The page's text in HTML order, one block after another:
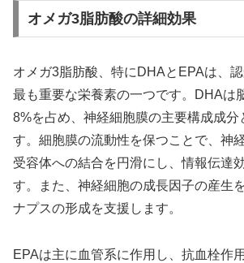
オメガ3脂肪酸の詳細効果
オメガ3脂肪酸、特にDHAとEPAは、
最も重要な栄養素の一つです。DHAは
8%を占め、神経細胞膜の主要構成成分
す。細胞膜の流動性を保つことで、神
受容体への結合を円滑にし、情報伝達
す。また、神経細胞の成長因子の産生
ナプスの形成を支援します。
EPAは主に血管系に作用し、抗血栓作